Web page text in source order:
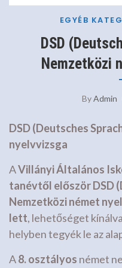
EGYÉB
DSD
Nemzetközi
ByAdmin
DSD (Deutsches
nyelvvizsga
AVillányi Általános
tanévtől először DSD
Nemzetközi német
lett, lehetőséget
helyben tegyék le az
A8. osztályos német